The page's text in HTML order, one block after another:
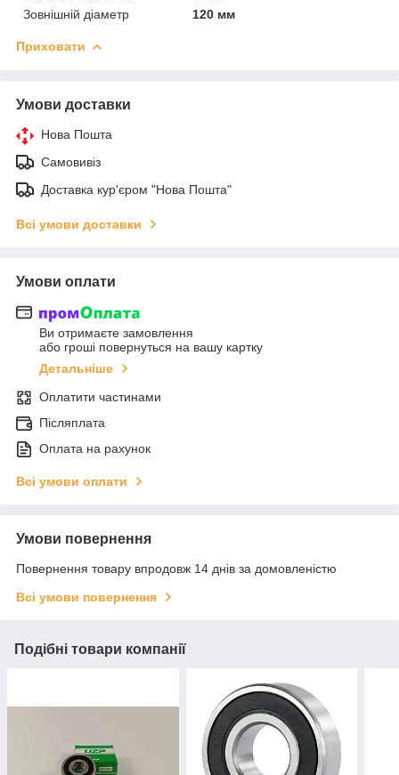
Зовнішній діаметр
120 мм
Приховати
Умови доставки
Нова Пошта
Самовивіз
Доставка кур'єром "Нова Пошта"
Всі умови доставки
Умови оплати
Ви отримаєте замовлення
або гроші повернуться на вашу картку
Детальніше
Оплатити частинами
Післяплата
Оплата на рахунок
Всі умови оплати
Умови повернення
Повернення товару впродовж 14 днів за домовленістю
Всі умови повернення
Подібні товари компанії